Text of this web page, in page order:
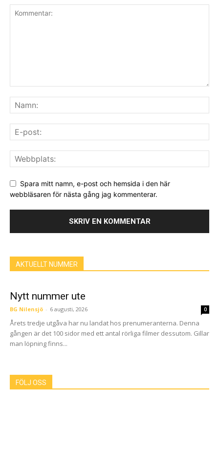
Spara mitt namn, e-post och hemsida i den här
webbläsaren för nästa gång jag kommenterar.
AKTUELLT NUMMER
Nytt nummer ute
BG Nilensjö - 6 augusti, 2026 0
Årets tredje utgåva har nu landat hos prenumeranterna. Denna
gången är det 100 sidor med ett antal rörliga filmer dessutom. Gillar
man löpning finns...
FÖLJ OSS